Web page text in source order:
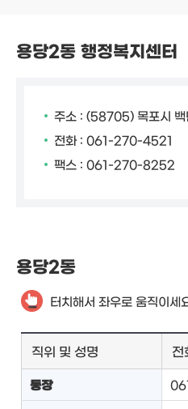
용당2동 행정복지센터
주소 : (58705) 목포시
전화 : 061-270-4521
팩스 : 061-270-8252
용당2동
터치해서 좌우로 움직이세
직위 및 성명 전
동장